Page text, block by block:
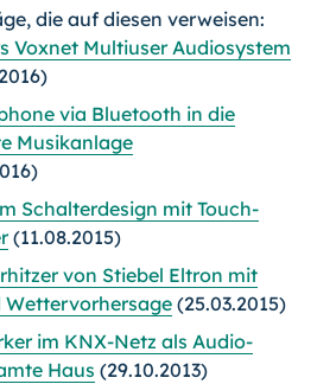
die auf diesen verweisen:
Voxnet Multiuser Audiosystem
via Bluetooth in die
Musikanlage
Schalterdesign mit Touch-
(11.08.2015)
von Stiebel Eltron mit
(25.03.2015)
im KNX-Netz als Audio-
Haus (29.10.2013)